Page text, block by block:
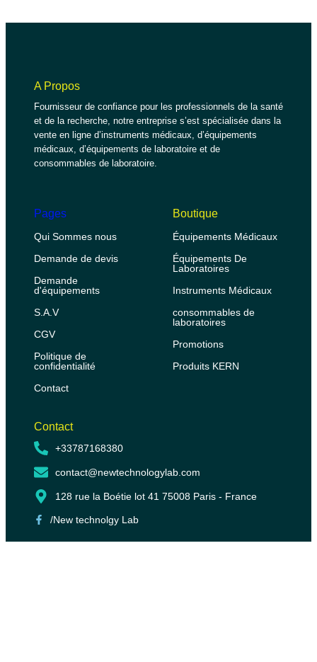
A Propos
Fournisseur de confiance pour les professionnels de la santé
et de la recherche, notre entreprise s’est spécialisée dans la
vente en ligne d’instruments médicaux, d’équipements
médicaux, d’équipements de laboratoire et de
consommables de laboratoire.
Pages
Qui Sommes nous
Demande de devis
Demande
d'équipements
S.A.V
CGV
Politique de
confidentialité
Contact
Boutique
Équipements Médicaux
Équipements De
Laboratoires
Instruments Médicaux
consommables de
laboratoires
Promotions
Produits KERN
Contact
+33787168380
contact@newtechnologylab.com
128 rue la Boétie lot 41 75008 Paris - France
/New technolgy Lab